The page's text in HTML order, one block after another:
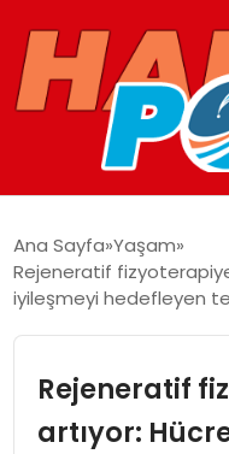
GUNCEL
SAĞLIK
Ana Sayfa Yaşam
Rejeneratif
iyileşmeyi hedefleyen
Rejeneratif
artıyor: